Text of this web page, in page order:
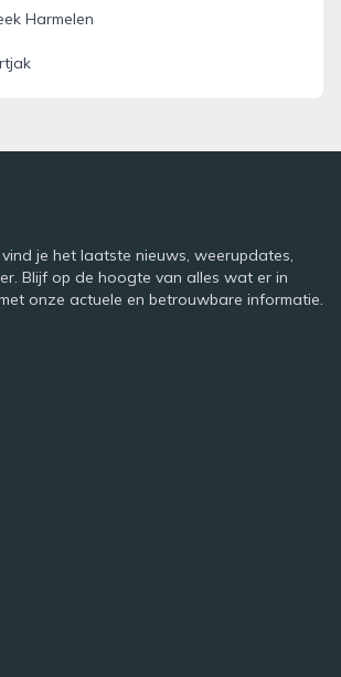
Harmelen
je het laatste nieuws, weerupdates,
Blijf op de hoogte van alles wat er in
onze actuele en betrouwbare informatie.